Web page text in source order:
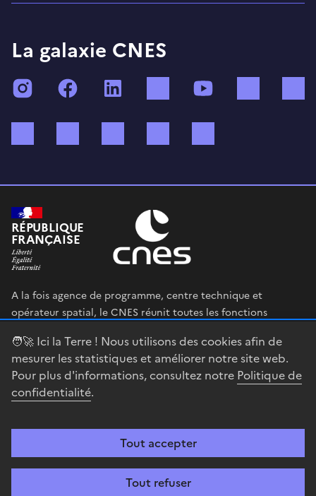
🧑‍🚀 Ici la Terre ! Nous utilisons des cookies afin de
mesurer les statistiques et améliorer notre site web.
Pour plus d'informations, consultez notre Politique de
confidentialité.
Tout accepter
Tout refuser
La galaxie CNES
InstagramFacebook TikTok
RÉPUBLIQUE
FRANÇAISE
A la fois agence de programme, centre technique et
opérateur spatial, le CNES réunit toutes les fonctions
en œuvre sa stratégie spatiale.
legifrance.gouv.fr
gouvernement.fr
Accessibilité : partiellement conforme Mentions légales
Gestion des cookies